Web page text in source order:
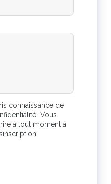
connaissance de
Vous
à tout moment à